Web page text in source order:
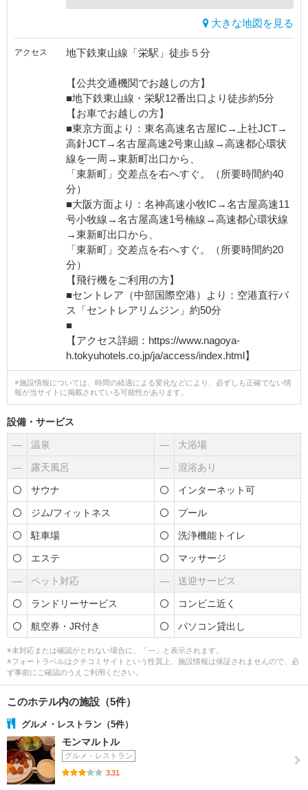
大きな地図を見る
アクセス 地下鉄東山線「栄駅」徒歩５分
【公共交通機関でお越しの方】
■地下鉄東山線・栄駅12番出口より徒歩約5分
【お車でお越しの方】
■東京方面より：東名高速名古屋IC→上社JCT→
高針JCT→名古屋高速2号東山線→高速都心環状
線を一周→東新町出口から、
「東新町」交差点を右へすぐ。（所要時間約40
分）
■大阪方面より：名神高速小牧IC→名古屋高速11
号小牧線→名古屋高速1号楠線→高速都心環状線
→東新町出口から、
「東新町」交差点を右へすぐ。（所要時間約20
分）
【飛行機をご利用の方】
■セントレア（中部国際空港）より：空港直行バ
ス「セントレアリムジン」約50分
■
【アクセス詳細：https://www.nagoya-
h.tokyuhotels.co.jp/ja/access/index.html】
※施設情報については、時間の経過による変化などにより、必ずしも正確でない情
報が当サイトに掲載されている可能性があります。
設備・サービス
― 温泉 ― 大浴場
― 露天風呂 ― 混浴あり
サウナ インターネット可
ジム/フィットネス プール
駐車場 洗浄機能トイレ
エステ マッサージ
― ペット対応 ― 送迎サービス
ランドリーサービス コンビニ近く
航空券・JR付き パソコン貸出し
※未対応または確認がとれない場合に、「―」と表示されます。
※フォートラベルはクチコミサイトという性質上、施設情報は保証されませんので、必
ず事前にご確認のうえご利用ください。
このホテル内の施設（5件）
グルメ・レストラン（5件）
モンマルトル
グルメ・レストラン
3.31